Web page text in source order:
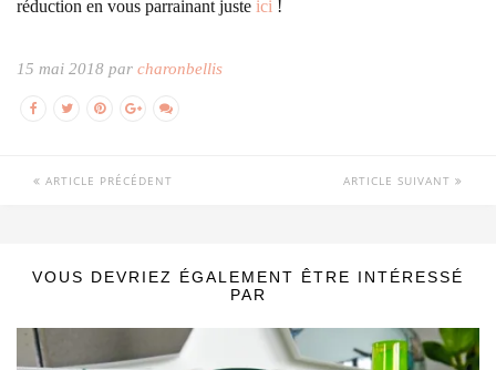
réduction en vous parrainant juste ici !
15 mai 2018 par charonbellis
ARTICLE PRÉCÉDENT ARTICLE SUIVANT
VOUS DEVRIEZ ÉGALEMENT ÊTRE INTÉRESSÉ
PAR